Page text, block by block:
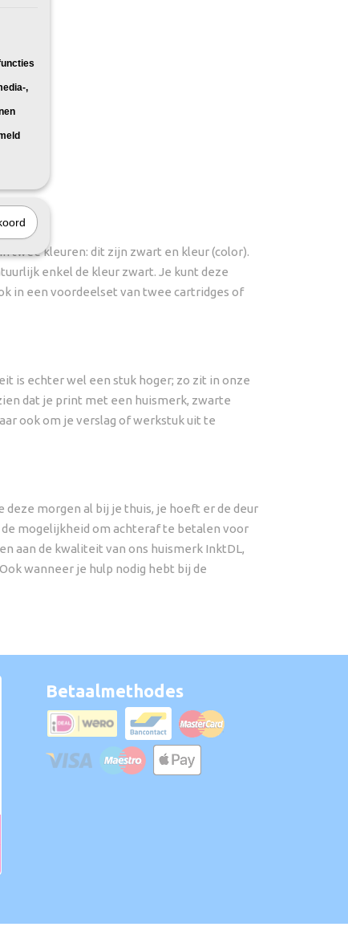
twee kleuren: dit zijn zwart en kleur (color).
enkel de kleur zwart. Je kunt deze
in een voordeelset van twee cartridges of
is echter wel een stuk hoger; zo zit in onze
dat je print met een huismerk, zwarte
ook om je verslag of werkstuk uit te
deze morgen al bij je thuis, je hoeft er de deur
mogelijkheid om achteraf te betalen voor
aan de kwaliteit van ons huismerk InktDL,
wanneer je hulp nodig hebt bij de
Betaalmethodes
,